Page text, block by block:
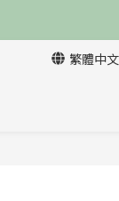
繁體中文